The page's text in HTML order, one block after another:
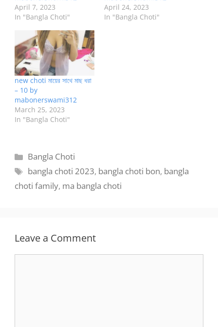
April 7, 2023
In "Bangla Choti"
April 24, 2023
In "Bangla Choti"
new choti মায়ের সাথে মাছ ধরা
– 10 by
mabonerswami312
March 25, 2023
In "Bangla Choti"
Categories
Bangla Choti
Tags
bangla choti 2023, bangla choti bon, bangla
choti family, ma bangla choti
Leave a Comment